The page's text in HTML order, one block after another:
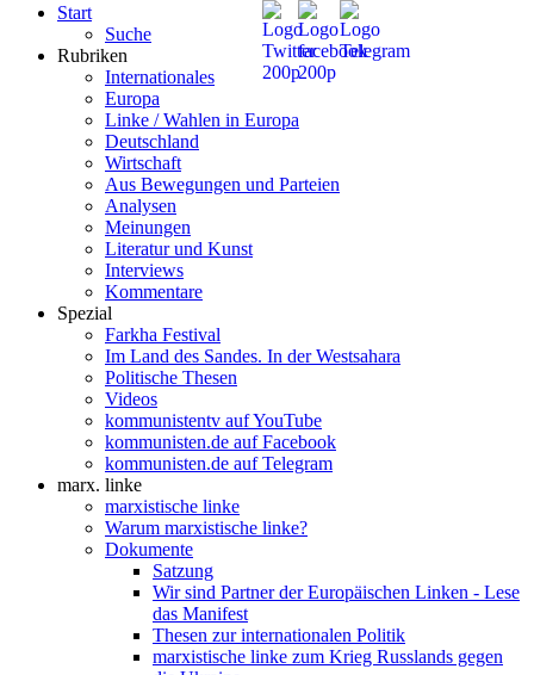
Start
Suche
Rubriken
Internationales
Europa
Linke / Wahlen in Europa
Deutschland
Wirtschaft
Aus Bewegungen und Parteien
Analysen
Meinungen
Literatur und Kunst
Interviews
Kommentare
Spezial
Farkha Festival
Im Land des Sandes. In der Westsahara
Politische Thesen
Videos
kommunistentv auf YouTube
kommunisten.de auf Facebook
kommunisten.de auf Telegram
marx. linke
marxistische linke
Warum marxistische linke?
Dokumente
Satzung
Wir sind Partner der Europäischen Linken - Lese
das Manifest
Thesen zur internationalen Politik
marxistische linke zum Krieg Russlands gegen